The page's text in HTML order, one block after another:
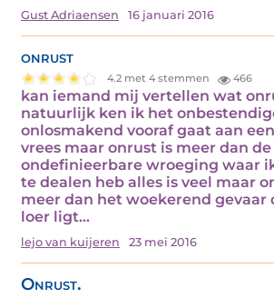
Gust Adriaensen 16 januari 2016
onrust
4.2 met 4 stemmen 466
kan iemand mij vertellen wat
natuurlijk ken ik het
onlosmakend vooraf gaat aan
vrees maar onrust is meer dan de
ondefinieerbare wroeging waar
te dealen heb alles is veel maar
meer dan het woekerend gevaar
loer ligt…
lejo van kuijeren 23 mei 2016
Onrust.